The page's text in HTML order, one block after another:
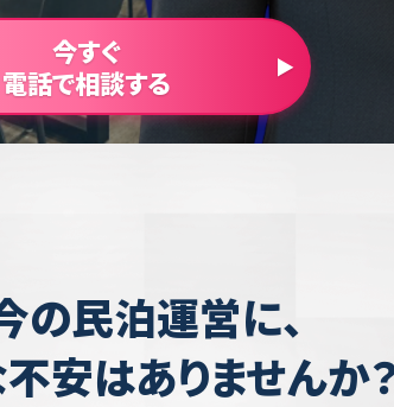
今すぐ
電話で相談する
の民泊運営に、
安はありませんか